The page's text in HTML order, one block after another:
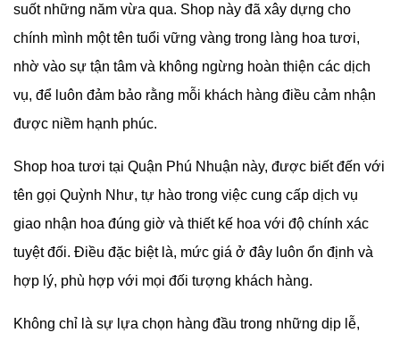
suốt những năm vừa qua. Shop này đã xây dựng cho
chính mình một tên tuổi vững vàng trong làng hoa tươi,
nhờ vào sự tận tâm và không ngừng hoàn thiện các dịch
vụ, để luôn đảm bảo rằng mỗi khách hàng điều cảm nhận
được niềm hạnh phúc.
Shop hoa tươi tại Quận Phú Nhuận này, được biết đến với
tên gọi Quỳnh Như, tự hào trong việc cung cấp dịch vụ
giao nhận hoa đúng giờ và thiết kế hoa với độ chính xác
tuyệt đối. Điều đặc biệt là, mức giá ở đây luôn ổn định và
hợp lý, phù hợp với mọi đối tượng khách hàng.
Không chỉ là sự lựa chọn hàng đầu trong những dịp lễ,